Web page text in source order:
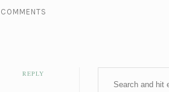
REPLY